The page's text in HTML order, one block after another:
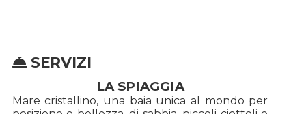
SERVIZI
LA SPIAGGIA
Mare cristallino, una baia unica al mondo per